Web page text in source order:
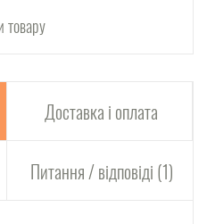
товару
Доставка і оплата
Питання / відповіді (1)